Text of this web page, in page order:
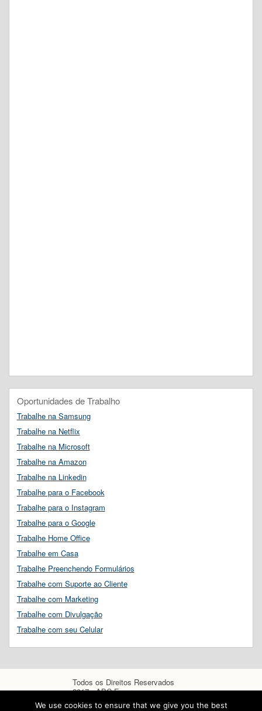
Oportunidades de Trabalho
Trabalhe na Samsung
Trabalhe na Netflix
Trabalhe na Microsoft
Trabalhe na Amazon
Trabalhe na Linkedin
Trabalhe para o Facebook
Trabalhe para o Instagram
Trabalhe para o Google
Trabalhe Home Office
Trabalhe em Casa
Trabalhe Preenchendo Formulários
Trabalhe com Suporte ao Cliente
Trabalhe com Marketing
Trabalhe com Divulgação
Trabalhe com seu Celular
Todos os Direitos Reservados
2017 - ABC Empregos
We use cookies to ensure that we give you the best